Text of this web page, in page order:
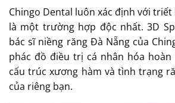
Chingo Dental luôn xác định với
là một trường hợp độc nhất. 3D
bác sĩ niềng răng Đà Nẵng của
phác đồ điều trị cá nhân hóa
cấu trúc xương hàm và tình trạng
của riêng bạn.